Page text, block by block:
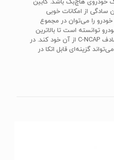
خودروی هاچ‌بک باشد. کابین
سادگی از امکانات خوبی
را می‌توان در مجموع
توانسته است تا بالاترین
امتیاز ممکن را در تست‌های تصادف C-NCAP از آن خود کند. در
نهایت، خودروی برلیانس H220 می‌تواند گزینه‌ای قابل اتکا در